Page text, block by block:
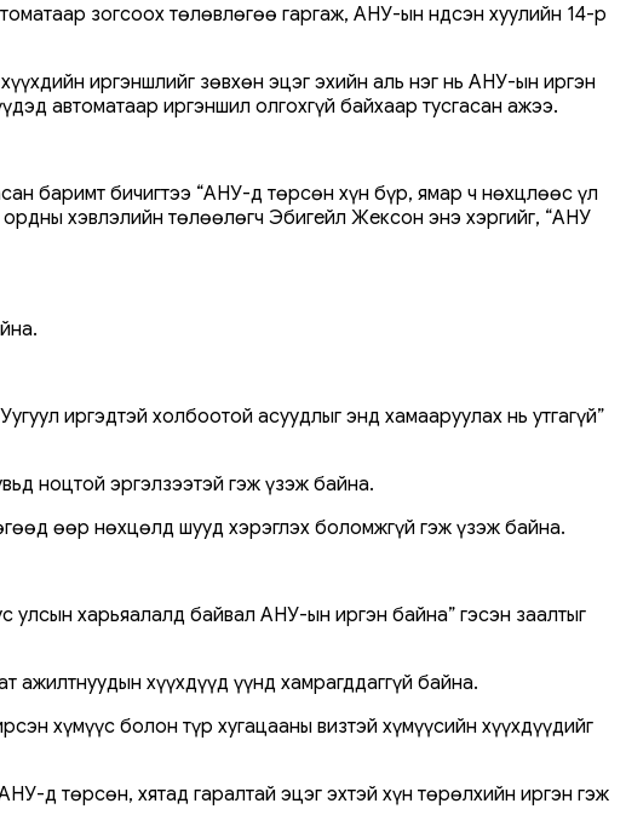
зогсоох төлөвлөгөө гаргаж, АНУ-ын Үндсэн хуулийн 14-р
иргэншлийг зөвхөн эцэг эхийн аль нэг нь АНУ-ын иргэн
автоматаар иргэншил олгохгүй байхаар тусгасан ажээ.
баримт бичигтээ “АНУ-д төрсөн хүн бүр, ямар ч нөхцлөөс үл
хэвлэлийн төлөөлөгч Эбигейл Жексон энэ хэргийг, “АНУ
иргэдтэй холбоотой асуудлыг энд хамааруулах нь утгагүй”
ноцтой эргэлзээтэй гэж үзэж байна.
өөр нөхцөлд шууд хэрэглэх боломжгүй гэж үзэж байна.
харьяалалд байвал АНУ-ын иргэн байна” гэсэн заалтыг
хүүхдүүд үүнд хамрагддаггүй байна.
хүмүүс болон түр хугацааны визтэй хүмүүсийн хүүхдүүдийг
д төрсөн, хятад гаралтай эцэг эхтэй хүн төрөлхийн иргэн гэж